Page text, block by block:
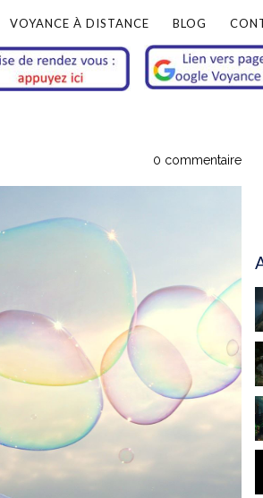
VOYANCE À DISTANCE BLOG
0 commentaire